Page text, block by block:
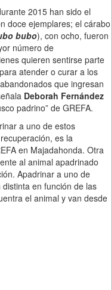
2015 han sido el
doce ejemplares; el cárabo
bubo), con ocho, fueron
número de
quieren sentirse parte
atender o curar a los
que ingresan
Deborah Fernández
padrino” de GREFA.
a uno de estos
es la
en Majadahonda. Otra
al animal apadrinado
Apadrinar a uno de
en función de las
el animal y van desde